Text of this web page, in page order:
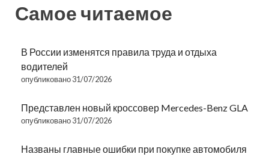
Самое читаемое
В России изменятся правила труда и отдыха
водителей
опубликовано 31/07/2026
Представлен новый кроссовер Mercedes-Benz GLA
опубликовано 31/07/2026
Названы главные ошибки при покупке автомобиля